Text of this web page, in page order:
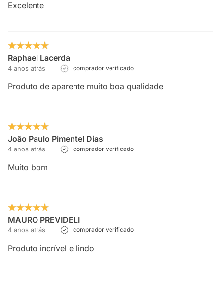
Excelente
Raphael Lacerda
4 anos atrás comprador verificado
Produto de aparente muito boa qualidade
João Paulo Pimentel Dias
4 anos atrás comprador verificado
Muito bom
MAURO PREVIDELI
4 anos atrás comprador verificado
Produto incrível e lindo